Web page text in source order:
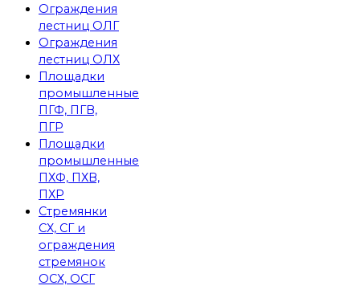
Ограждения
лестниц ОЛГ
Ограждения
лестниц ОЛХ
Площадки
промышленные
ПГФ, ПГВ,
ПГР
Площадки
промышленные
ПХФ, ПХВ,
ПХР
Стремянки
СХ, СГ и
ограждения
стремянок
ОСХ, ОСГ